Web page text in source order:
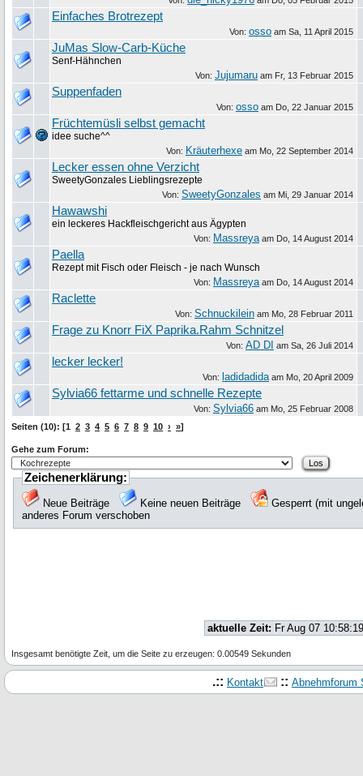
Einfaches Brotrezept
Von: osso am Sa, 11 April 2015
JuMas Slow-Carb-Küche
Senf-Hähnchen
Von: Jujumaru am Fr, 13 Februar 2015
Suppenfaden
Von: osso am Do, 22 Januar 2015
Früchtemüsli selbst gemacht
idee suche^^
Von: Kräuterhexe am Mo, 22 September 2014
Lecker essen ohne Verzicht
SweetyGonzales Lieblingsrezepte
Von: SweetyGonzales am Mi, 29 Januar 2014
Hawawshi
ein leckeres Hackfleischgericht aus Ägypten
Von: Massreya am Do, 14 August 2014
Paella
Rezept mit Fisch oder Fleisch - je nach Wunsch
Von: Massreya am Do, 14 August 2014
Raclette
Von: Schnuckilein am Mo, 28 Februar 2011
Frage zu Knorr FiX Paprika.Rahm Schnitzel
Von: AD DI am Sa, 26 Juli 2014
lecker lecker!
Von: ladidadida am Mo, 20 April 2009
Sylvia66 fettarme und schnelle Rezepte
Von: Sylvia66 am Mo, 25 Februar 2008
Seiten (10): [1 2 3 4 5 6 7 8 9 10 › »]
Gehe zum Forum:
Zeichenerklärung:
Neue Beiträge Keine neuen Beiträge
Gesperrt (mit
anderes Forum verschoben
aktuelle Zeit: Fr Aug 07
Insgesamt benötigte Zeit, um die Seite zu erzeugen: 0.00549 Sekunden
.:: Kontakt :: Abnehmforum